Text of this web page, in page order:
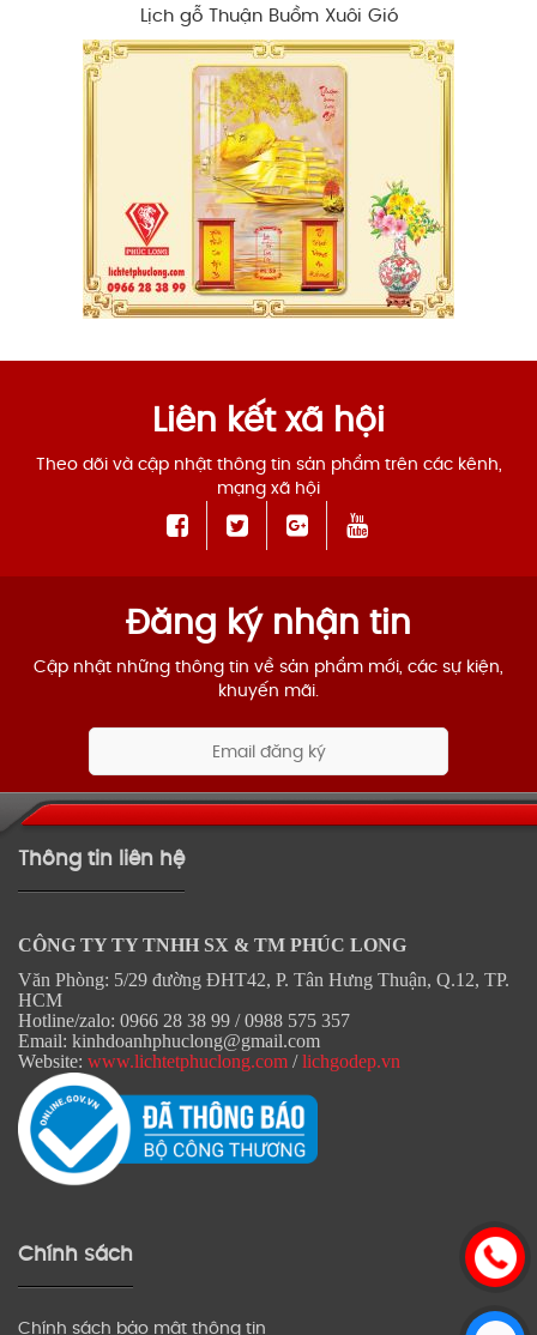
Lịch gỗ Thuận Buồm Xuôi Gió
Liên kết xã hội
Theo dõi và cập nhật thông tin sản phẩm trên các kênh,
mạng xã hội
Đăng ký nhận tin
Cập nhật những thông tin về sản phẩm mới, các sự kiện,
khuyến mãi.
Thông tin liên hệ
CÔNG TY TY TNHH SX & TM PHÚC LONG
Văn Phòng: 5/29 đường ĐHT42, P. Tân Hưng Thuận, Q.12, TP.
HCM
Hotline/zalo: 0966 28 38 99 / 0988 575 357
Email: kinhdoanhphuclong@gmail.com
Website: www.lichtetphuclong.com /lichgodep.vn
Chính sách
Chính sách bảo mật thông tin